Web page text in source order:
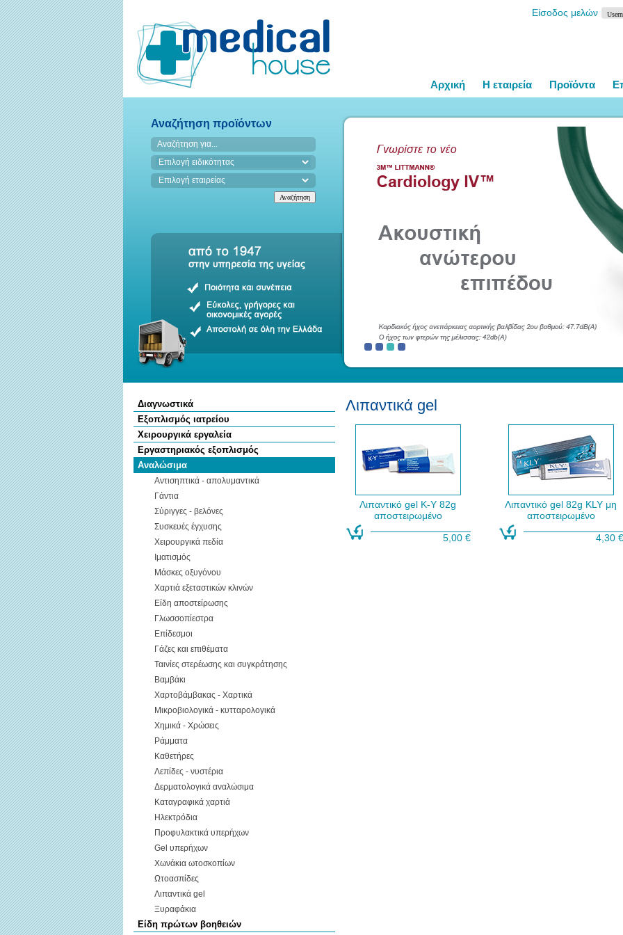
Είσοδος μελών
Αρχική Η εταιρεία Προϊόντα
Αναζήτηση προϊόντων
Διαγνωστικά
Εξοπλισμός ιατρείου
Χειρουργικά εργαλεία
Εργαστηριακός εξοπλισμός
Αναλώσιμα
Αντισηπτικά - απολυμαντικά
Γάντια
Σύριγγες - βελόνες
Συσκευές έγχυσης
Χειρουργικά πεδία
Ιματισμός
Μάσκες οξυγόνου
Χαρτιά εξεταστικών κλινών
Είδη αποστείρωσης
Γλωσσοπίεστρα
Επίδεσμοι
Γάζες και επιθέματα
Ταινίες στερέωσης και συγκράτησης
Βαμβάκι
Χαρτοβάμβακας - Χαρτικά
Μικροβιολογικά - κυτταρολογικά
Χημικά - Χρώσεις
Ράμματα
Καθετήρες
Λεπίδες - νυστέρια
Δερματολογικά αναλώσιμα
Καταγραφικά χαρτιά
Ηλεκτρόδια
Προφυλακτικά υπερήχων
Gel υπερήχων
Χωνάκια ωτοσκοπίων
Ωτοασπίδες
Λιπαντικά gel
Ξυραφάκια
Είδη πρώτων βοηθειών
Λιπαντικά gel
Λιπαντικό gel K-Y 82g
αποστειρωμένο
5,00 €
Λιπαντικό gel 82g KLY μη
αποστειρωμένο
4,30 €